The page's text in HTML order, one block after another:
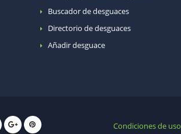
Buscador de desguaces
Directorio de desguaces
Añadir desguace
Condiciones de uso